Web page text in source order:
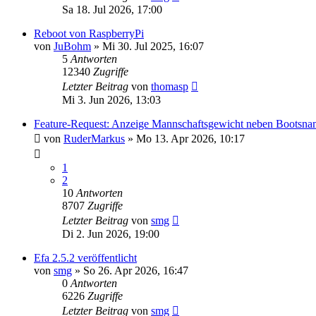
Sa 18. Jul 2026, 17:00
Reboot von RaspberryPi
von JuBohm » Mi 30. Jul 2025, 16:07
5 Antworten
12340 Zugriffe
Letzter Beitrag von thomasp
Mi 3. Jun 2026, 13:03
Feature-Request: Anzeige Mannschaftsgewicht neben
von RuderMarkus » Mo 13. Apr 2026, 10:17
1
2
10 Antworten
8707 Zugriffe
Letzter Beitrag von smg
Di 2. Jun 2026, 19:00
Efa 2.5.2 veröffentlicht
von smg » So 26. Apr 2026, 16:47
0 Antworten
6226 Zugriffe
Letzter Beitrag von smg